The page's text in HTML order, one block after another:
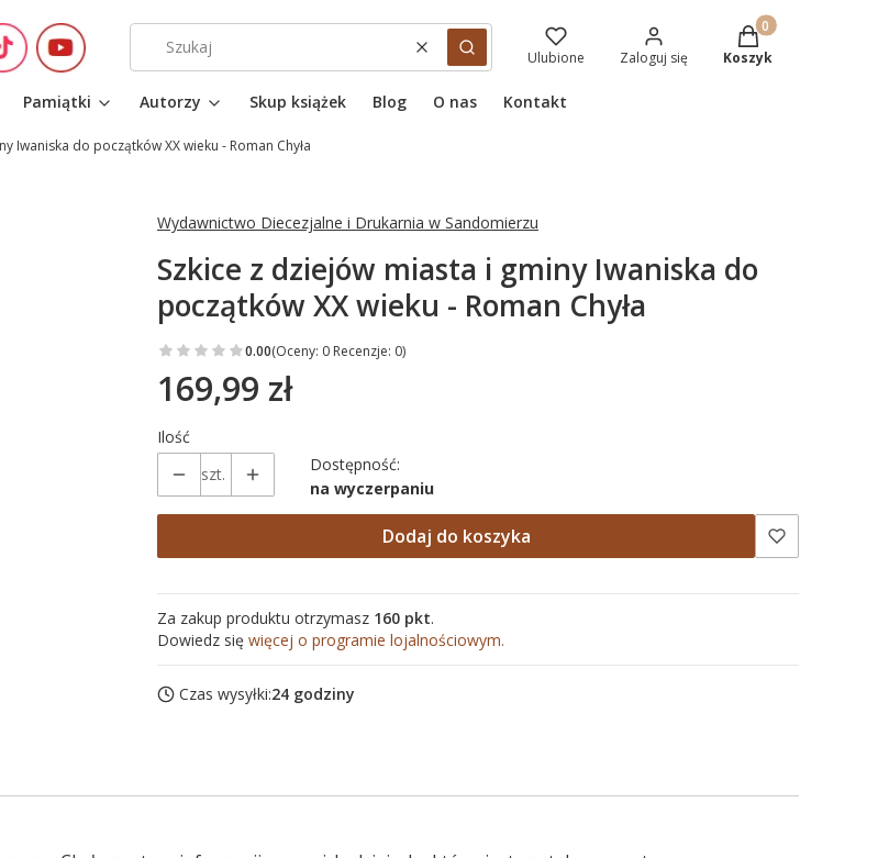
WyczyśćSzukaj Ulubione Zaloguj się
Produkty w
Koszyk
Pamiątki Autorzy Skup książek Blog O nas Kontakt
Iwaniska do początków XX wieku - Roman Chyła
Wydawnictwo Diecezjalne i Drukarnia w Sandomierzu
Szkice z dziejów miasta i gminy Iwaniska do
początków XX wieku - Roman Chyła
0.00(Oceny: 0 Recenzje: 0)
Cena
169,99 zł
Ilość
szt.
Dostępność:
na wyczerpaniu
Dodaj do koszyka
Za zakup produktu otrzymasz 160 pkt.
Dowiedz się więcej o programie lojalnościowym.
Czas wysyłki:24 godziny